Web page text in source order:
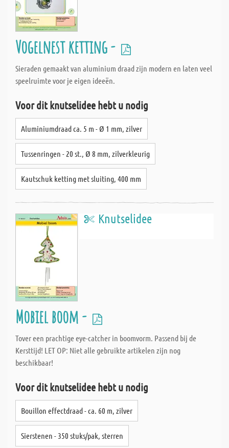
Vogelnest ketting -
Sieraden gemaakt van aluminium draad zijn modern en laten veel
speelruimte voor je eigen ideeën.
Voor dit knutselidee hebt u nodig
Aluminiumdraad ca. 5 m - Ø 1 mm, zilver
Tussenringen - 20 st., Ø 8 mm, zilverkleurig
Kautschuk ketting met sluiting, 400 mm
Knutselidee
Mobiel boom -
Tover een prachtige eye-catcher in boomvorm. Passend bij de
Kersttijd! LET OP: Niet alle gebruikte artikelen zijn nog
beschikbaar!
Voor dit knutselidee hebt u nodig
Bouillon effectdraad - ca. 60 m, zilver
Sierstenen - 350 stuks/pak, sterren